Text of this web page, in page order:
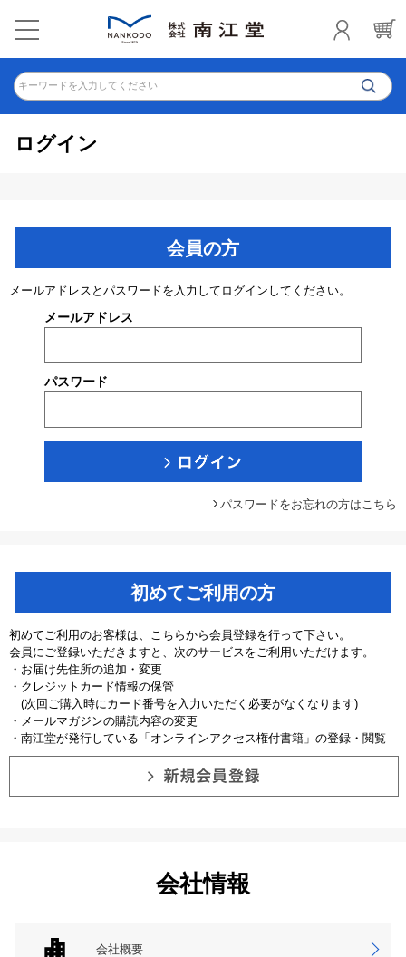
キーワードを入力してください
ログイン
会員の方
メールアドレスとパスワードを入力してログインしてください。
メールアドレス
パスワード
パスワードをお忘れの方はこちら
初めてご利用の方
初めてご利用のお客様は、こちらから会員登録を行って下さい。
会員にご登録いただきますと、次のサービスをご利用いただけます。
・お届け先住所の追加・変更
・クレジットカード情報の保管
(次回ご購入時にカード番号を入力いただく必要がなくなります)
・メールマガジンの購読内容の変更
・南江堂が発行している「オンラインアクセス権付書籍」の登録・閲覧
会社情報
会社概要